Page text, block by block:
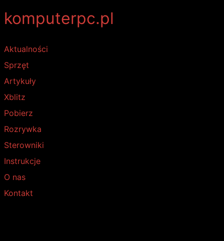
komputerpc.pl
Aktualności
Sprzęt
Artykuły
Xblitz
Pobierz
Rozrywka
Sterowniki
Instrukcje
O nas
Kontakt